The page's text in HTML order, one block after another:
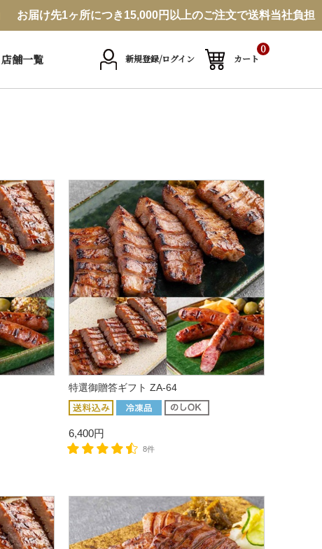
お届け先1ヶ所につき15,000円以上のご注文で送料当社負担
店舗一覧 カート
0
新規登録/ログイン
特選御贈答ギフト ZA-64
6,400円
8件